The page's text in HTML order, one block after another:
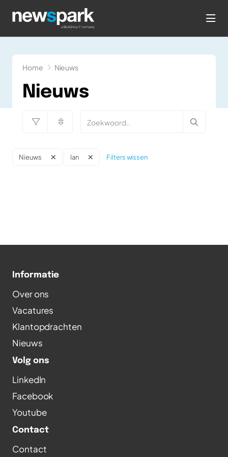
Home Nieuws
Nieuws
Nieuws Ian Filters wissen
Informatie
Over ons
Vacatures
Klantopdrachten
Nieuws
Volg ons
LinkedIn
Facebook
Youtube
Contact
Contact